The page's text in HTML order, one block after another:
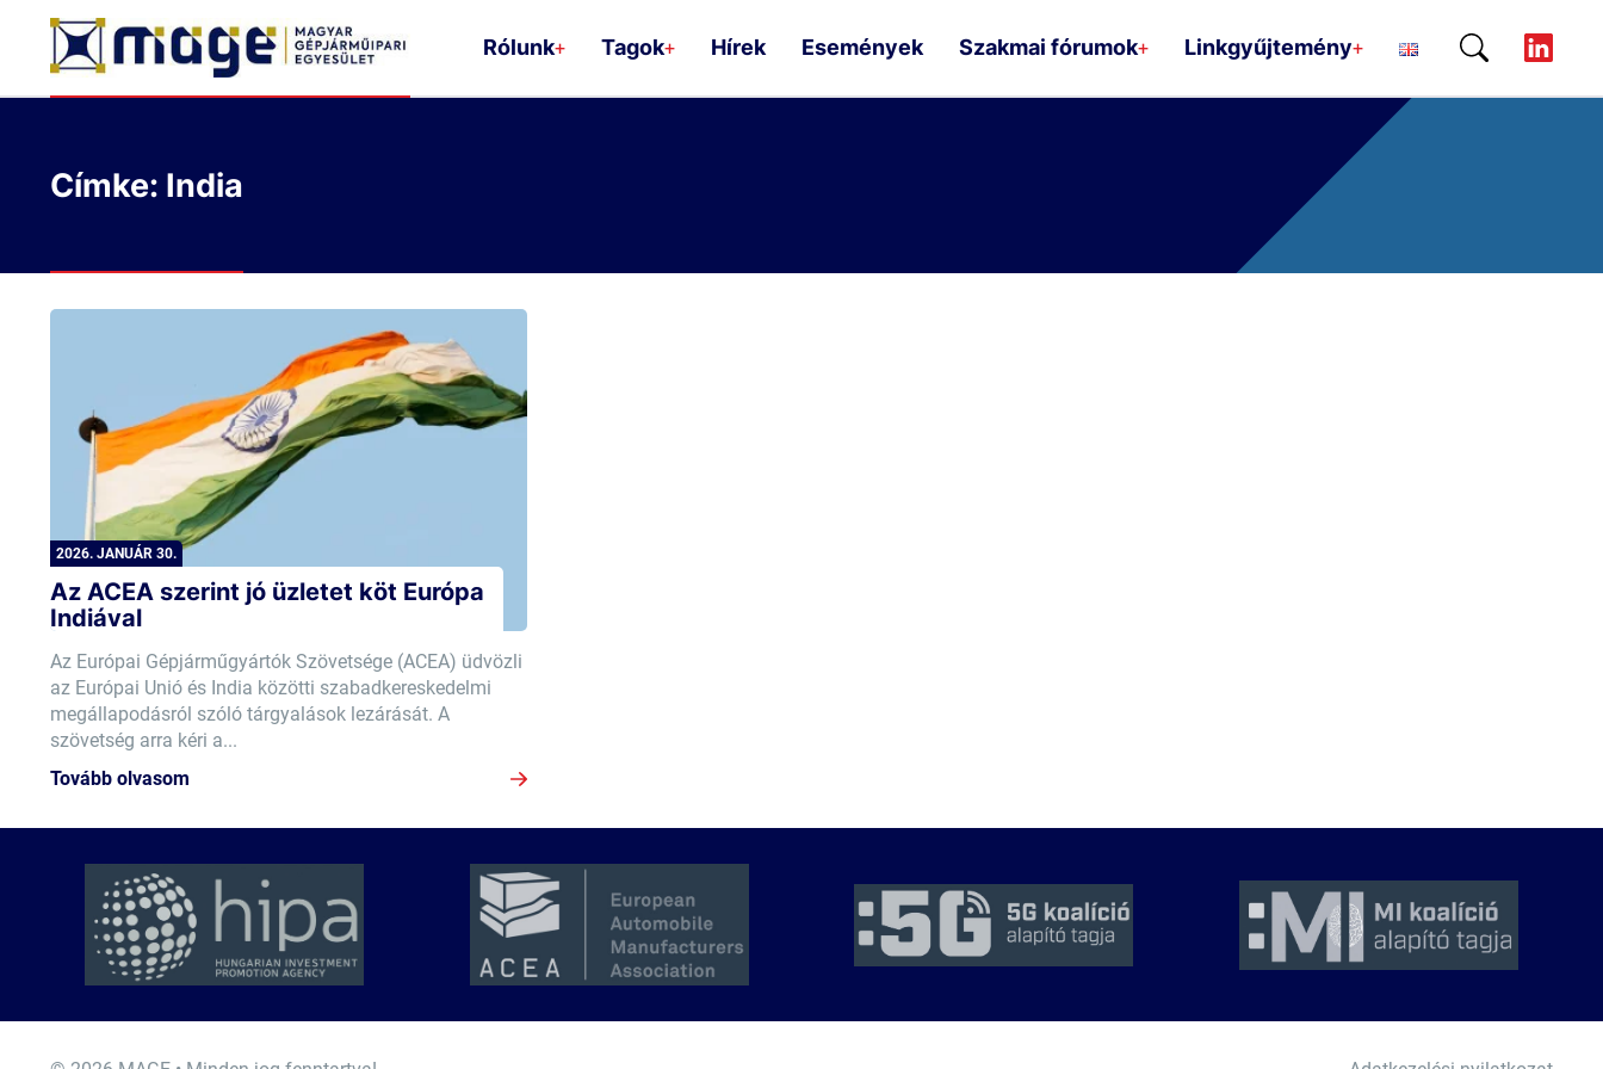
Rólunk+ Tagok+ Hírek Események Szakmai fórumok+ Linkgyűjtemény+
Címke: India
2026. JANUÁR 30.
Az ACEA szerint jó üzletet köt Európa
Indiával
Az Európai Gépjárműgyártók Szövetsége (ACEA) üdvözli
az Európai Unió és India közötti szabadkereskedelmi
megállapodásról szóló tárgyalások lezárását. A
szövetség arra kéri a...
Tovább olvasom